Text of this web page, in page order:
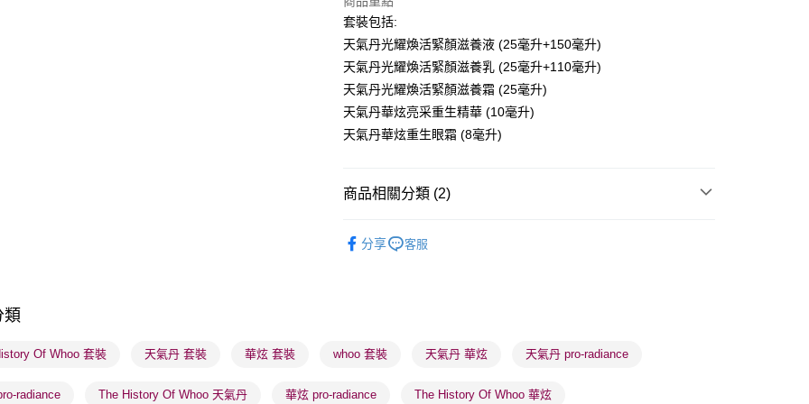
BoC Pay
送貨方式
順豐自助櫃 - 確認發貨後1-3個工作天送達
每筆HK$65.00，滿HK$300.00或以上免運費
每筆HK$65.00，滿HK$300.00或以上免運費
物流公司進行物流配送
每筆HK$20.00，滿HK$100.00或以上免運費
(澳門門市) 只顯示可選門市。確認發貨後2-5個工作天到店，3天內
套裝包括:
天氣丹光耀煥活緊顏滋養液 (25毫升+150毫升)
天氣丹光耀煥活緊顏滋養乳 (25毫升+110毫升)
天氣丹光耀煥活緊顏滋養霜 (25毫升)
天氣丹華炫亮采重生精華 (10毫升)
天氣丹華炫重生眼霜 (8毫升)
商品相關分類 (2)
分享 客服
類
Of Whoo 套裝 天氣丹 套裝 華炫 套裝 whoo 套裝 天氣丹 華炫 天氣丹 pro-radiance
radiance The History Of Whoo 天氣丹 華炫 pro-radiance The History Of Whoo 華炫